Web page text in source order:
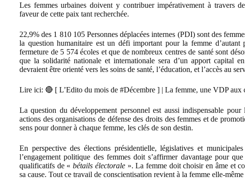
Les femmes urbaines doivent y contribuer impérativement à travers
faveur de cette paix tant recherchée.
22,9% des 1 810 105 Personnes déplacées internes (PDI) sont des
la question humanitaire est un défi important pour la femme
fermeture de 5 574 écoles et que de nombreux centres de santé sont
que la solidarité nationale et internationale sera d’un apport capital
devraient être orienté vers les soins de santé, l’éducation, et l’accès au
Lire ici: 🔴 [ L’Edito du mois de #Décembre ] | La femme, une VDP aux
La question du développement personnel est aussi indispensable
actions des organisations de défense des droits des femmes et de
sens pour donner à chaque femme, les clés de son destin.
En perspective des élections présidentielle, législatives et
l’engagement politique des femmes doit s’affirmer davantage pour
qualificatifs de «bétails électorale». La femme doit choisir en âme et
sa cause. Tout ce travail de conscientisation revient à la femme elle-même